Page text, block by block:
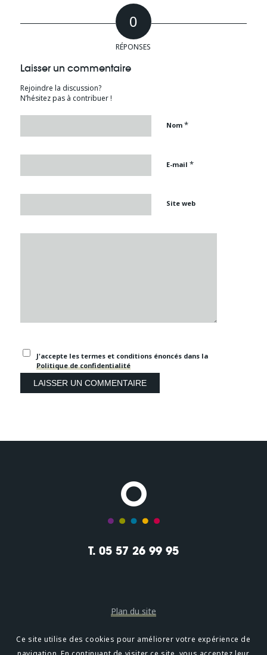
0
RÉPONSES
Laisser un commentaire
Rejoindre la discussion?
N’hésitez pas à contribuer !
Nom *
E-mail *
Site web
J'accepte les termes et conditions énoncés dans la
Politique de confidentialité
T. 05 57 26 99 95
Plan du site
Mentions légales
Ce site utilise des cookies pour améliorer votre expérience de